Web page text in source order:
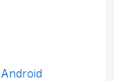
Android